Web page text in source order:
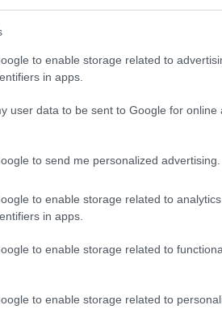
to enable storage related to
in apps.
user data to be sent to Google for online
to send me personalized advertising.
to enable storage related to
in apps.
to enable storage related to
to enable storage related to